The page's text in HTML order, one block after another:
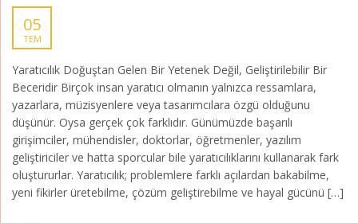
05
TEM
Yaratıcılık Doğuştan Gelen Bir Yetenek Değil, Geliştirilebilir Bir
Beceridir Birçok insan yaratıcı olmanın yalnızca ressamlara,
yazarlara, müzisyenlere veya tasarımcılara özgü olduğunu
düşünür. Oysa gerçek çok farklıdır. Günümüzde başarılı
girişimciler, mühendisler, doktorlar, öğretmenler, yazılım
geliştiriciler ve hatta sporcular bile yaratıcılıklarını kullanarak fark
oluştururlar. Yaratıcılık; problemlere farklı açılardan bakabilme,
yeni fikirler üretebilme, çözüm geliştirebilme ve hayal gücünü […]